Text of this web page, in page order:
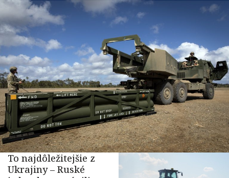
To najdôležitejšie z
Ukrajiny – Ruské